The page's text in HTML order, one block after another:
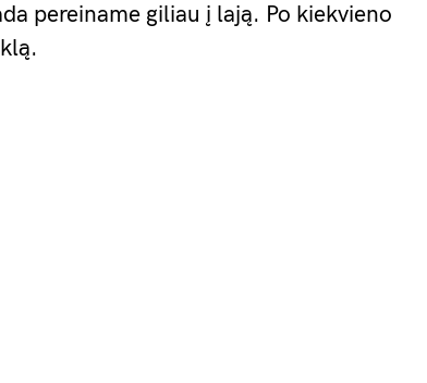
pereiname giliau į lają. Po kiekvieno